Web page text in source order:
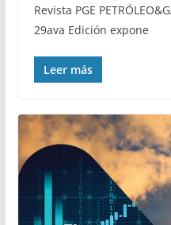
Revista PGE
29ava Edición expone
Leer más